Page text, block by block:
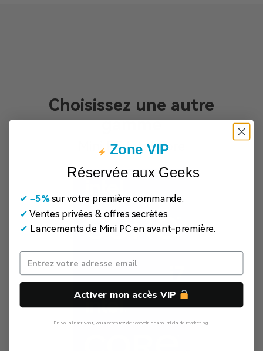
Choisissez une autre
gamme
Mini PC Intel Core
Zone VIP
Réservée aux Geeks
✔ ​–5%sur votre première commande.
✔ Ventes privées & offres secrètes.
✔ Lancements de Mini PC en avant-première.
Activer mon accès VIP
En vous inscrivant, vous acceptez de recevoir des courriels de marketing.